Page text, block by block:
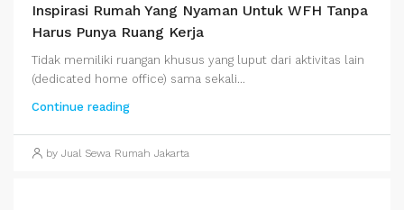
Inspirasi Rumah Yang Nyaman Untuk WFH Tanpa
Harus Punya Ruang Kerja
Tidak memiliki ruangan khusus yang luput dari aktivitas lain
(dedicated home office) sama sekali...
Continue reading
by Jual Sewa Rumah Jakarta